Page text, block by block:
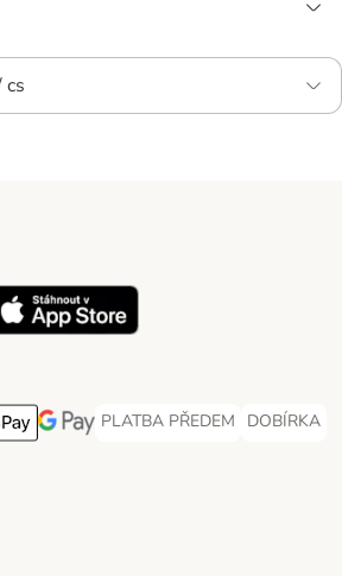
cs
Method
Method
pay Payment Method
GooglePay Payment Method
PLATBA PŘEDEM
PLATBA PŘEDEM Payment
DOBÍRKA
DOBÍRKA
Method
MethodShipping Method